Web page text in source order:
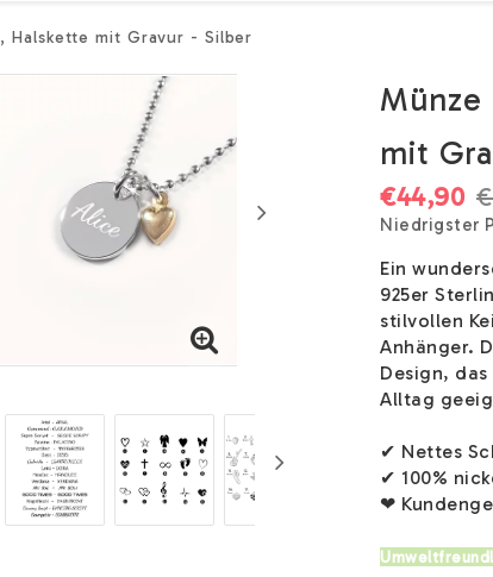
Halskette mit Gravur - Silber
Münze
mit
€44,90
Niedrigster
Ein
925er
stilvollen
Anhänger.
Design,
Alltag
✔ Nettes
✔ 100%
❤